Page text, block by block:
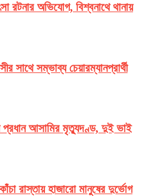
রটনার অভিযোগ, বিশ্বনাথে থানায়
সাথে সম্ভাব্য চেয়ারম্যানপ্রার্থী
প্রধান আসামির মৃত্যুদণ্ড, দুই ভাই
রাস্তায় হাজারো মানুষের দুর্ভোগ